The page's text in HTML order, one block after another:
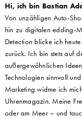
Hi, ich bin Bastian
Von unzähligen Auto-
hin zu digitalen edding-
Detection blicke ich
zurück. Ich bin stets auf
außergewöhnlichen
Technologien sinnvoll
Marketing widme ich
Uhrenmagazin. Meine
oder am Meer – und